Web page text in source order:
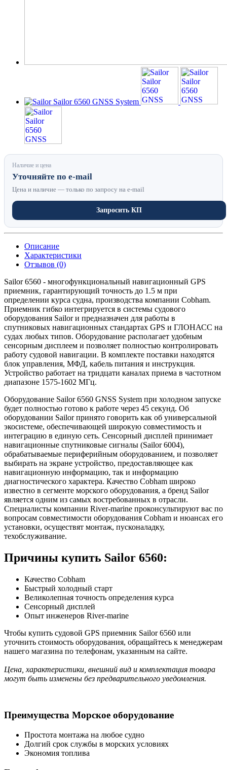
Наличие и цена
Уточняйте по e-mail
Цена и наличие — только по запросу на e-mail
Запросить КП
Описание
Характеристики
Отзывов (0)
Sailor 6560 - многофункциональный навигационный GPS
приемник, гарантирующий точность до 1.5 м при
определении курса судна, производства компании Cobham.
Приемник гибко интегрируется в системы судового
оборудования Sailor и предназначен для работы в
спутниковых навигационных стандартах GPS и ГЛОНАСС на
судах любых типов. Оборудование располагает удобным
сенсорным дисплеем и позволяет полностью контролировать
работу судовой навигации. В комплекте поставки находятся
блок управления, МФД, кабель питания и инструкция.
Устройство работает на тридцати каналах приема в частотном
диапазоне 1575-1602 МГц.
Оборудование Sailor 6560 GNSS System при холодном запуске
будет полностью готово к работе через 45 секунд. Об
оборудовании Sailor принято говорить как об универсальной
экосистеме, обеспечивающей широкую совместимость и
интеграцию в единую сеть. Сенсорный дисплей принимает
навигационные спутниковые сигналы (Sailor 6004),
обрабатываемые периферийным оборудованием, и позволяет
выбирать на экране устройство, предоставляющее как
навигационную информацию, так и информацию
диагностического характера. Качество Cobham широко
известно в сегменте морского оборудования, а бренд Sailor
является одним из самых востребованных в отрасли.
Специалисты компании River-marine проконсультируют вас по
вопросам совместимости оборудования Cobham и нюансах его
установки, осуществят монтаж, пусконаладку,
техобслуживание.
Причины купить Sailor 6560:
Качество Cobham
Быстрый холодный старт
Великолепная точность определения курса
Сенсорный дисплей
Опыт инженеров River-marine
Чтобы купить судовой GPS приемник Sailor 6560 или
уточнить стоимость оборудования, обращайтесь к менеджерам
нашего магазина по телефонам, указанным на сайте.
Цена, характеристики, внешний вид и комплектация товара
могут быть изменены без предварительного уведомления.
Преимущества Морское оборудование
Простота монтажа на любое судно
Долгий срок службы в морских условиях
Экономия топлива